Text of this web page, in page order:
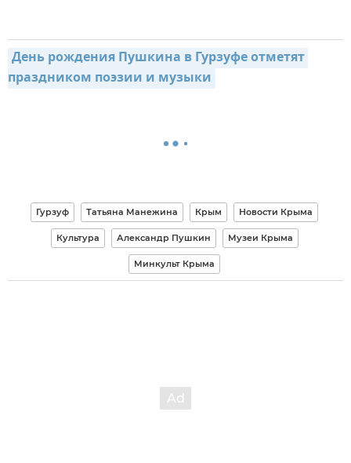
День рождения Пушкина в Гурзуфе отметят
праздником поэзии и музыки
Гурзуф Татьяна Манежина Крым Новости Крыма
Культура Александр Пушкин Музеи Крыма
Минкульт Крыма